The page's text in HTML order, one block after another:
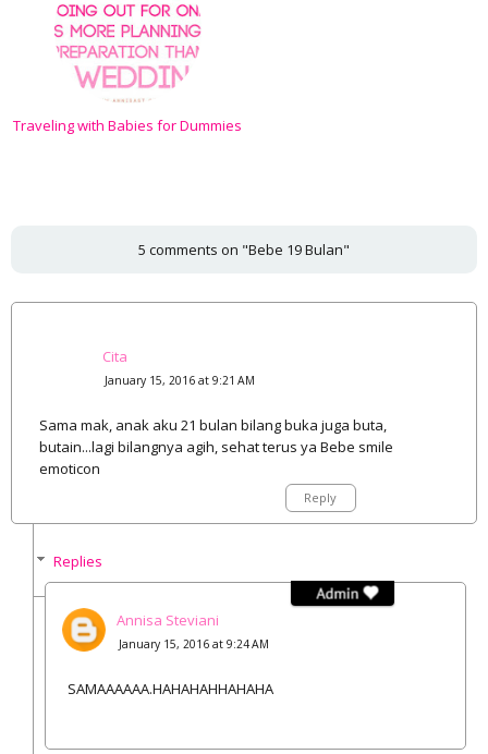
Traveling with Babies for Dummies
5 comments on "Bebe 19 Bulan"
Cita
January 15, 2016 at 9:21 AM
Sama mak, anak aku 21 bulan bilang buka juga buta,
butain...lagi bilangnya agih, sehat terus ya Bebe smile
emoticon
Reply
Replies
Annisa Steviani
January 15, 2016 at 9:24 AM
SAMAAAAAA.HAHAHAHHAHAHA